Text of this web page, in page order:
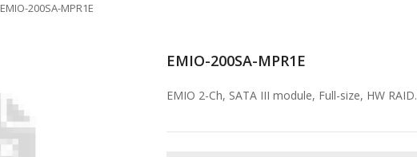
EMIO-200SA-MPR1E
EMIO-200SA-MPR1E
EMIO 2-Ch, SATA III module, Full-size, HW RAID.